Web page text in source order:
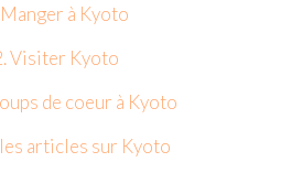
Manger à Kyoto
Visiter Kyoto
de coeur à Kyoto
articles sur Kyoto